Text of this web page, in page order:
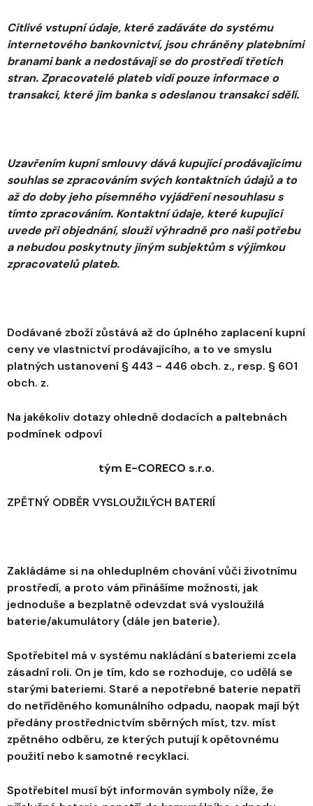
Citlivé vstupní údaje, které zadáváte do systému
internetového bankovnictví, jsou chráněny platebními
branami bank a nedostávají se do prostředí třetích
stran. Zpracovatelé plateb vidí pouze informace o
transakci, které jim banka s odeslanou transakcí sdělí.
Uzavřením kupní smlouvy dává kupující prodávajícímu
souhlas se zpracováním svých kontaktních údajů a to
až do doby jeho písemného vyjádření nesouhlasu s
tímto zpracováním. Kontaktní údaje, které kupující
uvede při objednání, slouží výhradně pro naši potřebu
a nebudou poskytnuty jiným subjektům s výjimkou
zpracovatelů plateb.
Dodávané zboží zůstává až do úplného zaplacení kupní
ceny ve vlastnictví prodávajícího, a to ve smyslu
platných ustanovení § 443 - 446 obch. z., resp. § 601
obch. z.
Na jakékoliv dotazy ohledně dodacích a paltebnách
podmínek odpoví
tým E-CORECO s.r.o.
ZPĚTNÝ ODBĚR VYSLOUŽILÝCH BATERIÍ
Zakládáme si na ohleduplném chování vůči životnímu
prostředí, a proto vám přinášíme možnosti, jak
jednoduše a bezplatně odevzdat svá vysloužilá
baterie/akumulátory (dále jen baterie).
Spotřebitel má v systému nakládání s bateriemi zcela
zásadní roli. On je tím, kdo se rozhoduje, co udělá se
starými bateriemi. Staré a nepotřebné baterie nepatří
do netříděného komunálního odpadu, naopak mají být
předány prostřednictvím sběrných míst, tzv. míst
zpětného odběru, ze kterých putují k opětovnému
použití nebo k samotné recyklaci.
Spotřebitel musí být informován symboly níže, že